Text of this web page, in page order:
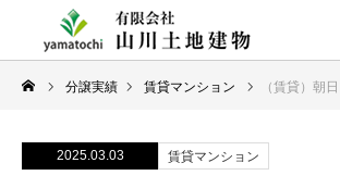
分譲実績 賃貸マンション （賃貸）朝日
2025.03.03 賃貸マンション